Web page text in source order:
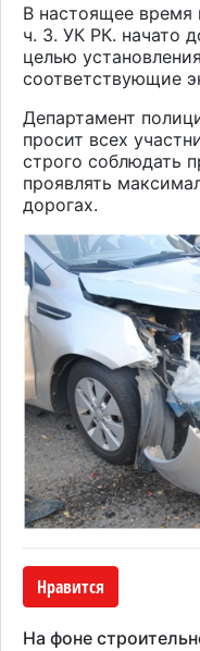
В настоящее время
ч. 3. УК РК. начато
целью
соответствующие
Департамент
просит всех
строго соблюдать
проявлять
дорогах.
Нравится
На фоне